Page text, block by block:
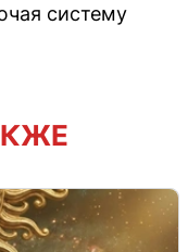
систему